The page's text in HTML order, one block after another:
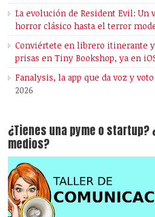
La evolución de Resident Evil: Un
horror clásico hasta el terror
Conviértete en librero itinerante
prisas en Tiny Bookshop, ya en
Fanalysis, la app que da voz y
2026
¿Tienes una pyme o startup? ¿Quieres salir en los
medios?